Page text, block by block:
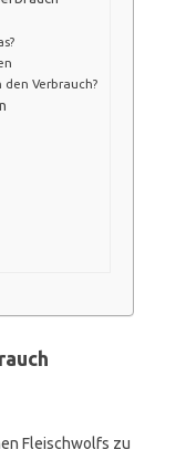
Verbrauch?
Fleischwolfs zu